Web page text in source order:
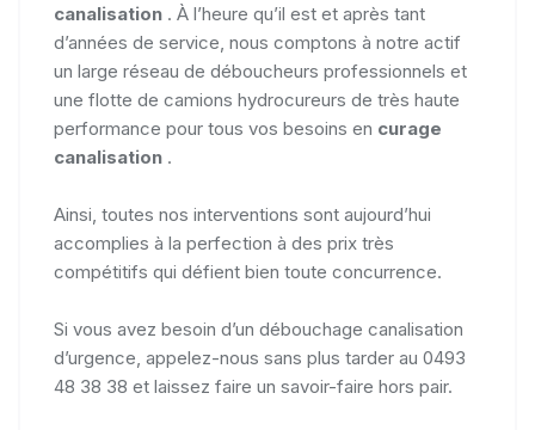
canalisation . À l’heure qu’il est et après tant
d’années de service, nous comptons à notre actif
un large réseau de déboucheurs professionnels et
une flotte de camions hydrocureurs de très haute
performance pour tous vos besoins en curage
canalisation .
Ainsi, toutes nos interventions sont aujourd’hui
accomplies à la perfection à des prix très
compétitifs qui défient bien toute concurrence.
Si vous avez besoin d’un débouchage canalisation
d’urgence, appelez-nous sans plus tarder au 0493
48 38 38 et laissez faire un savoir-faire hors pair.